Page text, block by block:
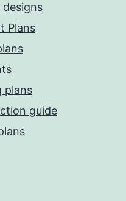
Plans
plans
guide